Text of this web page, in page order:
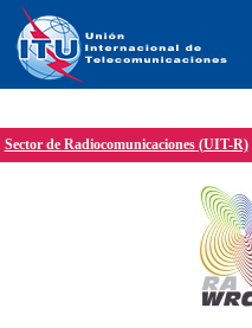
Sector de Radiocomunicaciones (UIT-R)